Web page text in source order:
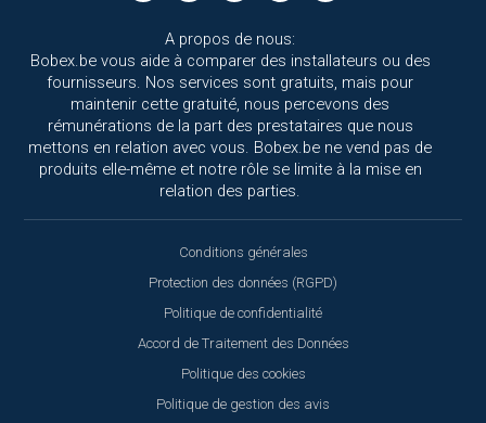
A propos de nous:
Bobex.be vous aide à comparer des installateurs ou des
fournisseurs. Nos services sont gratuits, mais pour
maintenir cette gratuité, nous percevons des
rémunérations de la part des prestataires que nous
mettons en relation avec vous. Bobex.be ne vend pas de
produits elle-même et notre rôle se limite à la mise en
relation des parties.
Conditions générales
Protection des données (RGPD)
Politique de confidentialité
Accord de Traitement des Données
Politique des cookies
Politique de gestion des avis